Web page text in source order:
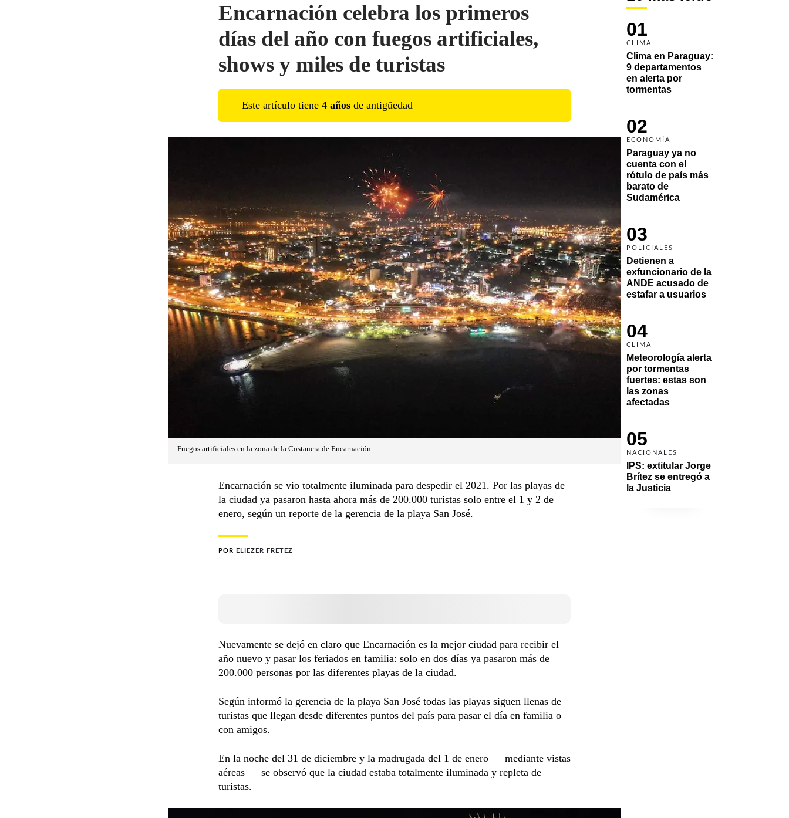
01
CLIMA
Clima en Paraguay:
9 departamentos
en alerta por
tormentas
02
ECONOMÍA
Paraguay ya no
cuenta con el
rótulo de país más
barato de
Sudamérica
03
POLICIALES
Detienen a
exfuncionario de la
ANDE acusado de
estafar a usuarios
04
CLIMA
Meteorología alerta
por tormentas
fuertes: estas son
las zonas
afectadas
05
NACIONALES
IPS: extitular Jorge
Brítez se entregó a
la Justicia
Encarnación celebra los primeros
días del año con fuegos artificiales,
shows y miles de turistas
Este artículo tiene 4 años de antigüedad
Fuegos artificiales en la zona de la Costanera de Encarnación.
Encarnación se vio totalmente iluminada para despedir el 2021. Por las playas de
la ciudad ya pasaron hasta ahora más de 200.000 turistas solo entre el 1 y 2 de
enero, según un reporte de la gerencia de la playa San José.
POR ELIEZER FRETEZ
Nuevamente se dejó en claro que Encarnación es la mejor ciudad para recibir el
año nuevo y pasar los feriados en familia: solo en dos días ya pasaron más de
200.000 personas por las diferentes playas de la ciudad.
Según informó la gerencia de la playa San José todas las playas siguen llenas de
turistas que llegan desde diferentes puntos del país para pasar el día en familia o
con amigos.
En la noche del 31 de diciembre y la madrugada del 1 de enero — mediante vistas
aéreas — se observó que la ciudad estaba totalmente iluminada y repleta de
turistas.